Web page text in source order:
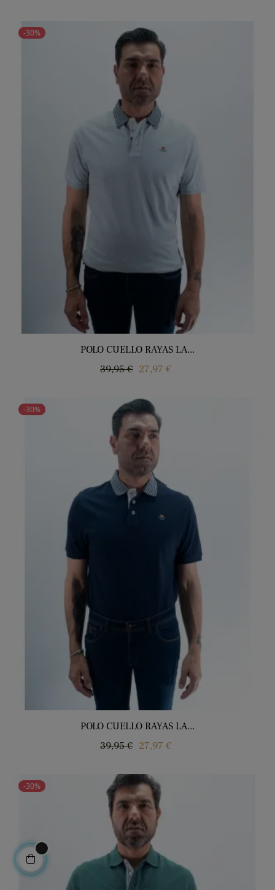
-30%
POLO CUELLO RAYAS LA...
Precio
39,95 € Precio
27,97 €
-30%
POLO CUELLO RAYAS LA...
Precio
39,95 € Precio
27,97 €
-30%